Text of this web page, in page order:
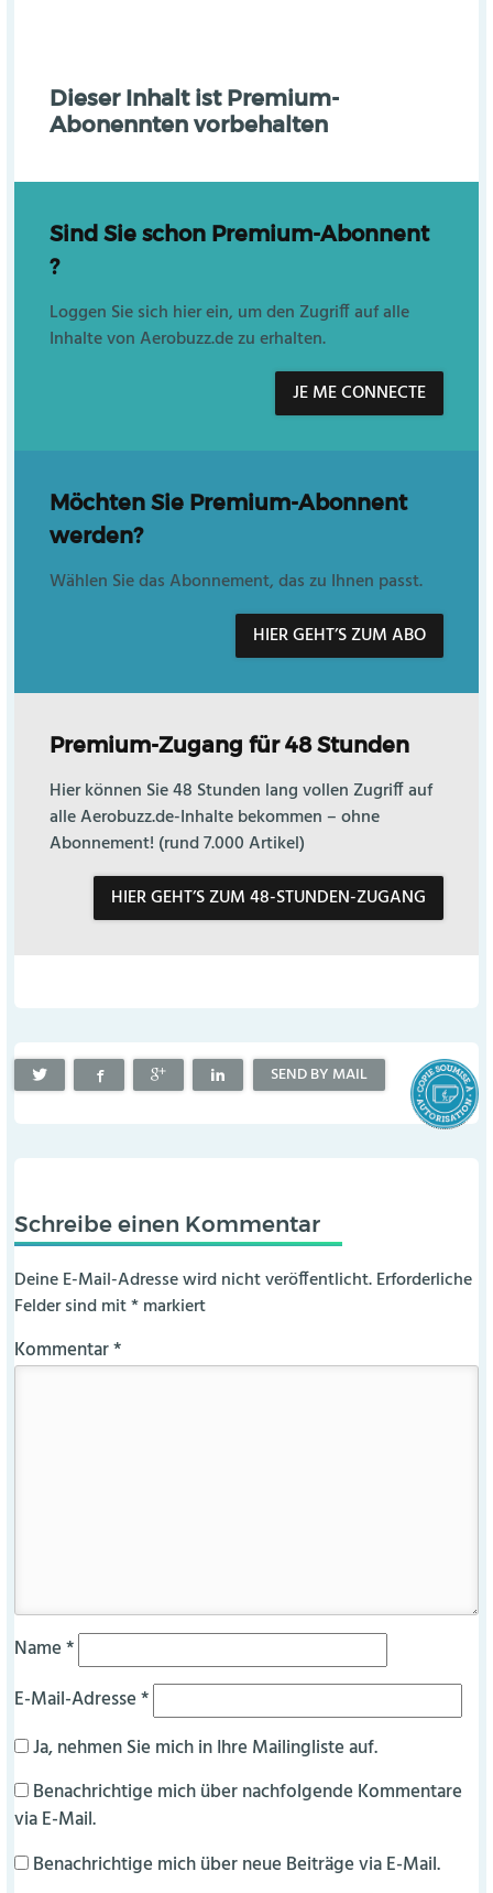
Dieser Inhalt ist Premium-
Abonennten vorbehalten
Sind Sie schon Premium-Abonnent
?
Loggen Sie sich hier ein, um den Zugriff auf alle
Inhalte von Aerobuzz.de zu erhalten.
JE ME CONNECTE
Möchten Sie Premium-Abonnent
werden?
Wählen Sie das Abonnement, das zu Ihnen passt.
HIER GEHT’S ZUM ABO
Premium-Zugang für 48 Stunden
Hier können Sie 48 Stunden lang vollen Zugriff auf
alle Aerobuzz.de-Inhalte bekommen – ohne
Abonnement! (rund 7.000 Artikel)
HIER GEHT’S ZUM 48-STUNDEN-ZUGANG
SEND BY MAIL
Schreibe einen Kommentar
Deine E-Mail-Adresse wird nicht veröffentlicht. Erforderliche
Felder sind mit*markiert
Kommentar*
Name*
E-Mail-Adresse*
Ja, nehmen Sie mich in Ihre Mailingliste auf.
Benachrichtige mich über nachfolgende Kommentare
via E-Mail.
Benachrichtige mich über neue Beiträge via E-Mail.